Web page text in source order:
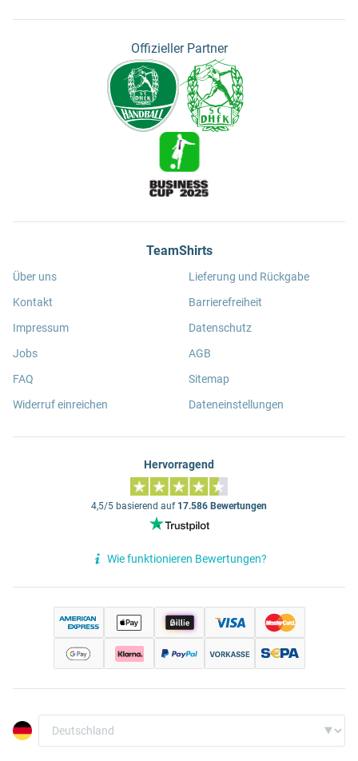
Offizieller Partner
TeamShirts
Über uns
Kontakt
Impressum
Jobs
FAQ
Widerruf einreichen
Lieferung und Rückgabe
Barrierefreiheit
Datenschutz
AGB
Sitemap
Dateneinstellungen
Hervorragend
4,5/5 basierend auf 17.586 Bewertungen
Wie funktionieren Bewertungen?